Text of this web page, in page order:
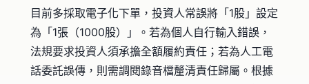
目前多採取電子化下單，投資人常誤將「1股」設定
為「1張（1000股）」。若為個人自行輸入錯誤，
法規要求投資人須承擔全額履約責任；若為人工電
話委託誤傳，則需調閱錄音檔釐清責任歸屬。根據